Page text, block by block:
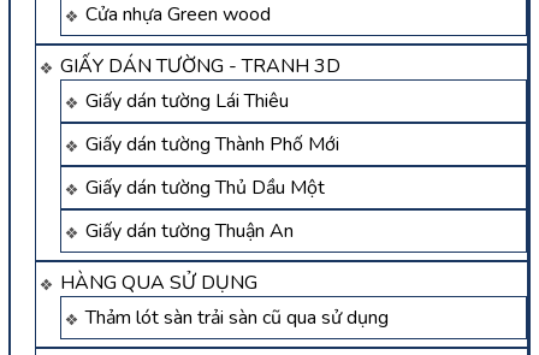
Cửa nhựa Green wood
GIẤY DÁN TƯỜNG - TRANH 3D
Giấy dán tường Lái Thiêu
Giấy dán tường Thành Phố Mới
Giấy dán tường Thủ Dầu Một
Giấy dán tường Thuận An
HÀNG QUA SỬ DỤNG
Thảm lót sàn trải sàn cũ qua sử dụng